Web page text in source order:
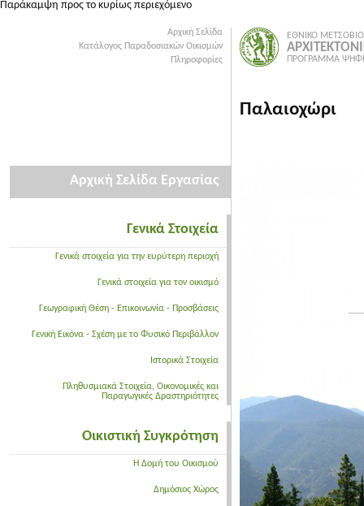
Παράκαμψη προς το κυρίως περιεχόμενο
Αρχική Σελίδα
Κατάλογος Παραδοσιακών Οικισμών
Πληροφορίες
Αρχική Σελίδα Εργασίας
Γενικά Στοιχεία
Γενικά στοιχεία για την ευρύτερη περιοχή
Γενικά στοιχεία για τον οικισμό
Γεωγραφική Θέση - Επικοινωνία - Προσβάσεις
Γενική Εικόνα - Σχέση με το Φυσικό Περιβάλλον
Ιστορικά Στοιχεία
Πληθυσμιακά Στοιχεία, Οικονομικές και
Παραγωγικές Δραστηριότητες
Οικιστική Συγκρότηση
Η Δομή του Οικισμού
Δημόσιος Χώρος
ΕΘΝΙΚΟ
ΠΡΟΓΡΑΜΜΑ
Παλαιοχώρι